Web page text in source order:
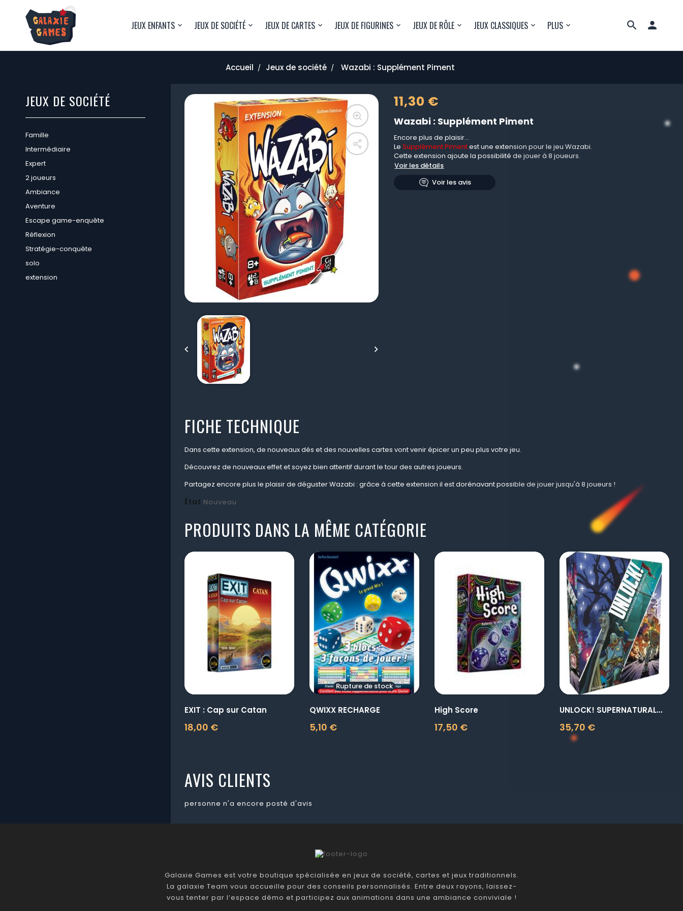

JEUX ENFANTS JEUX DE SOCIÉTÉ JEUX DE CARTES JEUX DE FIGURINES JEUX DE RÔLE JEUX CLASSIQUES PLUS
Accueil Jeux de société Wazabi : Supplément Piment
JEUX DE SOCIÉTÉ
Famille
Intermédiaire
Expert
2 joueurs
Ambiance
Aventure
Escape game-enquête
Réflexion
Stratégie-conquête
solo
extension
 
11,30 €
Wazabi : Supplément Piment
Encore plus de plaisir...
LeSupplément Pimentest une extension pour le jeu Wazabi.
Cette extension ajoute la possibilité de jouer à 8 joueurs.
Voir les détails
Voir les avis
FICHE TECHNIQUE
Dans cette extension, de nouveaux dés et des nouvelles cartes vont venir épicer un peu plus votre jeu.
Découvrez de nouveaux effet et soyez bien attentif durant le tour des autres joueurs.
Partagez encore plus le plaisir de déguster Wazabi : grâce à cette extension il est dorénavant possible de jouer jusqu'à 8 joueurs !
État Nouveau
PRODUITS DANS LA MÊME CATÉGORIE
visibility
EXIT : Cap sur Catan
18,00 €
Prix
visibility
Rupture de stock
QWIXX RECHARGE
5,10 €
Prix
visibility
High Score
17,50 €
Prix
visibility
UNLOCK! SUPERNATURAL...
35,70 €
Prix
AVIS CLIENTS
personne n'a encore posté d'avis
Galaxie Games est votre boutique spécialisée en jeux de société, cartes et jeux traditionnels.
La galaxie Team vous accueille pour des conseils personnalisés. Entre deux rayons, laissez-
vous tenter par l’espace démo et participez aux animations dans une ambiance conviviale !